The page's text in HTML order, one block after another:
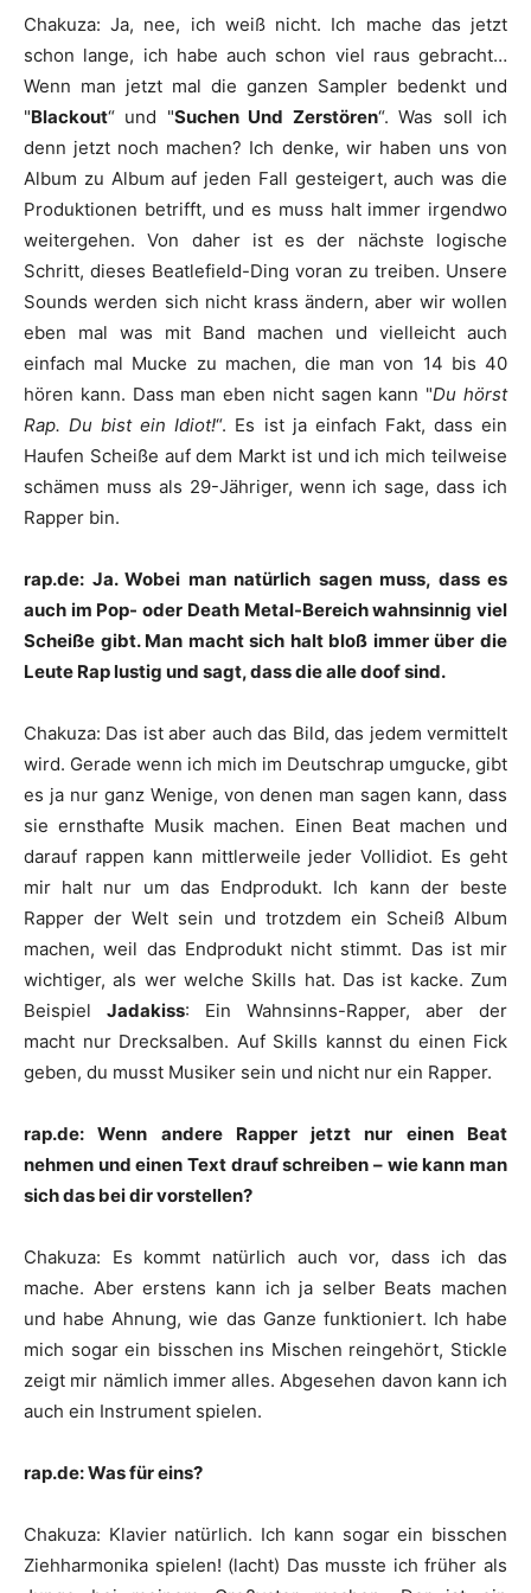
Chakuza: Ja, nee, ich weiß nicht. Ich mache das jetzt
schon lange, ich habe auch schon viel raus gebracht…
Wenn man jetzt mal die ganzen Sampler bedenkt und
"Blackout“ und "Suchen Und Zerstören“. Was soll ich
denn jetzt noch machen? Ich denke, wir haben uns von
Album zu Album auf jeden Fall gesteigert, auch was die
Produktionen betrifft, und es muss halt immer irgendwo
weitergehen. Von daher ist es der nächste logische
Schritt, dieses Beatlefield-Ding voran zu treiben. Unsere
Sounds werden sich nicht krass ändern, aber wir wollen
eben mal was mit Band machen und vielleicht auch
einfach mal Mucke zu machen, die man von 14 bis 40
hören kann. Dass man eben nicht sagen kann "Du hörst
Rap. Du bist ein Idiot!“. Es ist ja einfach Fakt, dass ein
Haufen Scheiße auf dem Markt ist und ich mich teilweise
schämen muss als 29-Jähriger, wenn ich sage, dass ich
Rapper bin.
rap.de: Ja. Wobei man natürlich sagen muss, dass es
auch im Pop- oder Death Metal-Bereich wahnsinnig viel
Scheiße gibt. Man macht sich halt bloß immer über die
Leute Rap lustig und sagt, dass die alle doof sind.
Chakuza: Das ist aber auch das Bild, das jedem vermittelt
wird. Gerade wenn ich mich im Deutschrap umgucke, gibt
es ja nur ganz Wenige, von denen man sagen kann, dass
sie ernsthafte Musik machen. Einen Beat machen und
darauf rappen kann mittlerweile jeder Vollidiot. Es geht
mir halt nur um das Endprodukt. Ich kann der beste
Rapper der Welt sein und trotzdem ein Scheiß Album
machen, weil das Endprodukt nicht stimmt. Das ist mir
wichtiger, als wer welche Skills hat. Das ist kacke. Zum
Beispiel Jadakiss: Ein Wahnsinns-Rapper, aber der
macht nur Drecksalben. Auf Skills kannst du einen Fick
geben, du musst Musiker sein und nicht nur ein Rapper.
rap.de: Wenn andere Rapper jetzt nur einen Beat
nehmen und einen Text drauf schreiben – wie kann man
sich das bei dir vorstellen?
Chakuza: Es kommt natürlich auch vor, dass ich das
mache. Aber erstens kann ich ja selber Beats machen
und habe Ahnung, wie das Ganze funktioniert. Ich habe
mich sogar ein bisschen ins Mischen reingehört, Stickle
zeigt mir nämlich immer alles. Abgesehen davon kann ich
auch ein Instrument spielen.
rap.de: Was für eins?
Chakuza: Klavier natürlich. Ich kann sogar ein bisschen
Ziehharmonika spielen! (lacht) Das musste ich früher als